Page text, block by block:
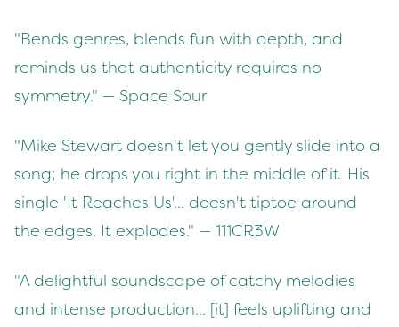
"Bends genres, blends fun with depth, and
reminds us that authenticity requires no
symmetry." — Space Sour
"Mike Stewart doesn't let you gently slide into a
song; he drops you right in the middle of it. His
single 'It Reaches Us'... doesn't tiptoe around
the edges. It explodes." — 111CR3W
"A delightful soundscape of catchy melodies
and intense production... [it] feels uplifting and